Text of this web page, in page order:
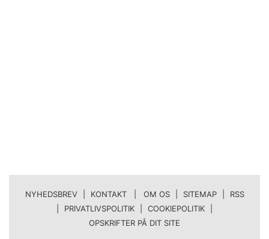
NYHEDSBREV KONTAKT | OM OS SITEMAP
RSS
PRIVATLIVSPOLITIK COOKIEPOLITIK
OPSKRIFTER PÅ DIT SITE